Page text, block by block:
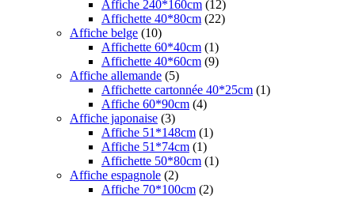
Affiche 240*160cm (12)
Affichette 40*80cm (22)
Affiche belge (10)
Affichette 60*40cm (1)
Affichette 40*60cm (9)
Affiche allemande (5)
Affichette cartonnée 40*25cm (1)
Affiche 60*90cm (4)
Affiche japonaise (3)
Affiche 51*148cm (1)
Affiche 51*74cm (1)
Affichette 50*80cm (1)
Affiche espagnole (2)
Affiche 70*100cm (2)